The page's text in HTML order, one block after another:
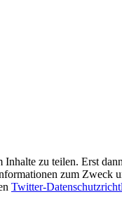
zu teilen. Erst
zum Zweck
Twitter-